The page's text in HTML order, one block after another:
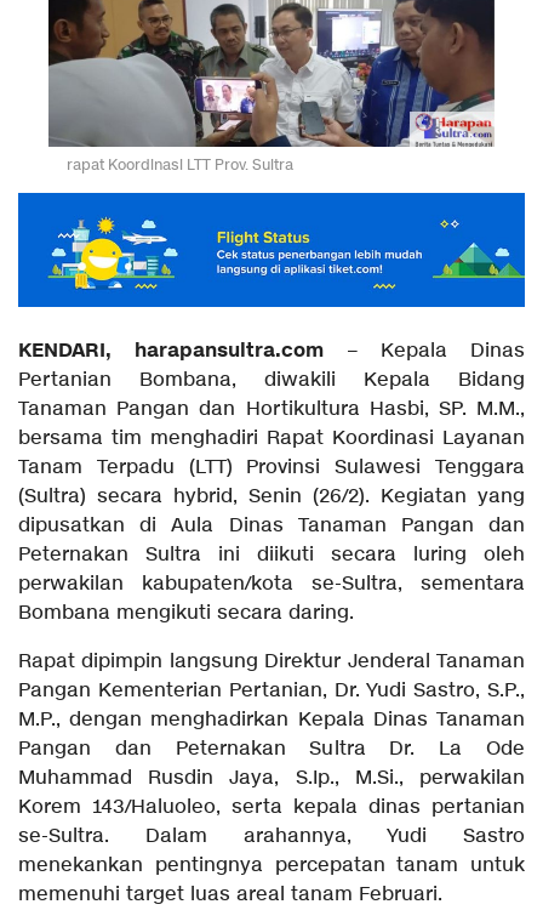
rapat Koordinasi LTT Prov. Sultra
KENDARI, harapansultra.com – Kepala Dinas
Pertanian Bombana, diwakili Kepala Bidang
Tanaman Pangan dan Hortikultura Hasbi, SP. M.M.,
bersama tim menghadiri Rapat Koordinasi Layanan
Tanam Terpadu (LTT) Provinsi Sulawesi Tenggara
(Sultra) secara hybrid, Senin (26/2). Kegiatan yang
dipusatkan di Aula Dinas Tanaman Pangan dan
Peternakan Sultra ini diikuti secara luring oleh
perwakilan kabupaten/kota se-Sultra, sementara
Bombana mengikuti secara daring.
Rapat dipimpin langsung Direktur Jenderal Tanaman
Pangan Kementerian Pertanian, Dr. Yudi Sastro, S.P.,
M.P., dengan menghadirkan Kepala Dinas Tanaman
Pangan dan Peternakan Sultra Dr. La Ode
Muhammad Rusdin Jaya, S.Ip., M.Si., perwakilan
Korem 143/Haluoleo, serta kepala dinas pertanian
se-Sultra. Dalam arahannya, Yudi Sastro
menekankan pentingnya percepatan tanam untuk
memenuhi target luas areal tanam Februari.